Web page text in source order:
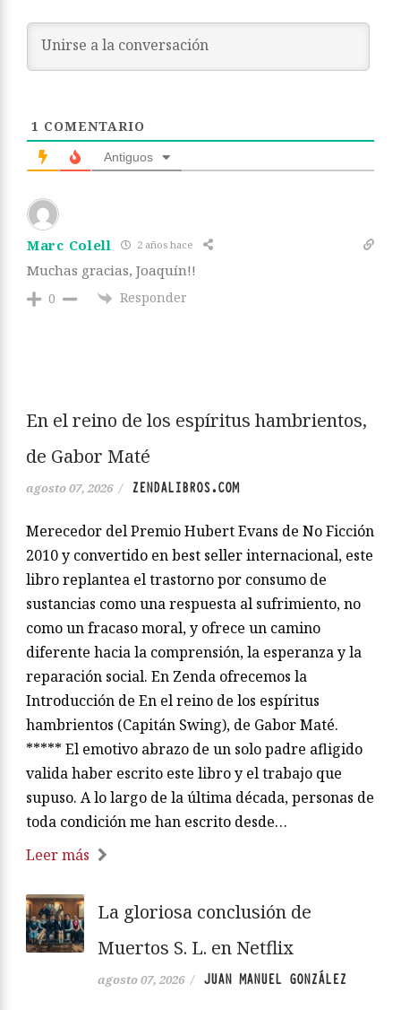
1 COMENTARIO
Antiguos
Marc Colell 2 años hace
Muchas gracias, Joaquín!!
0 Responder
En el reino de los espíritus hambrientos,
de Gabor Maté
agosto 07, 2026 / ZENDALIBROS.COM
Merecedor del Premio Hubert Evans de No Ficción
2010 y convertido en best seller internacional, este
libro replantea el trastorno por consumo de
sustancias como una respuesta al sufrimiento, no
como un fracaso moral, y ofrece un camino
diferente hacia la comprensión, la esperanza y la
reparación social. En Zenda ofrecemos la
Introducción de En el reino de los espíritus
hambrientos (Capitán Swing), de Gabor Maté.
***** El emotivo abrazo de un solo padre afligido
valida haber escrito este libro y el trabajo que
supuso. A lo largo de la última década, personas de
toda condición me han escrito desde…
Leer más
La gloriosa conclusión de
Muertos S. L. en Netflix
agosto 07, 2026 / JUAN MANUEL GONZÁLEZ